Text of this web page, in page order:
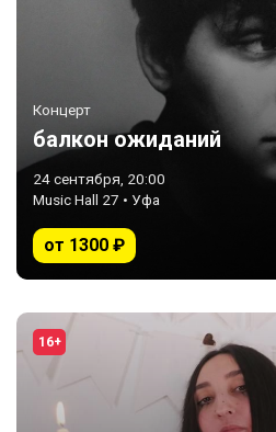
Концерт
балкон ожиданий
24 сентября, 20:00
Music Hall 27 • Уфа
от 1300 ₽
16+